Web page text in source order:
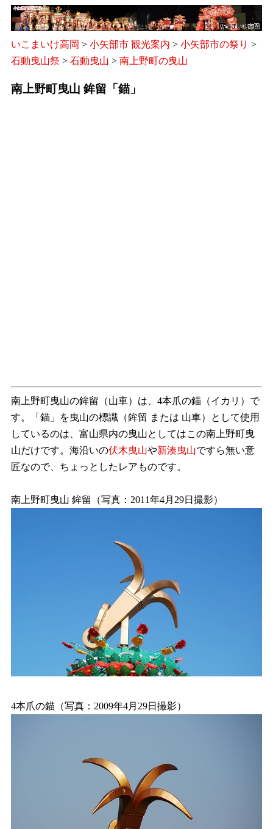
いこまいけ高岡 > 小矢部市 観光案内 > 小矢部市の祭り >
石動曳山祭 > 石動曳山 > 南上野町の曳山
南上野町曳山 鉾留「錨」
南上野町曳山の鉾留（山車）は、4本爪の錨（イカリ）で
す。「錨」を曳山の標識（鉾留 または 山車）として使用
しているのは、富山県内の曳山としてはこの南上野町曳
山だけです。海沿いの伏木曳山や新湊曳山ですら無い意
匠なので、ちょっとしたレアものです。
南上野町曳山 鉾留（写真：2011年4月29日撮影）
4本爪の錨（写真：2009年4月29日撮影）